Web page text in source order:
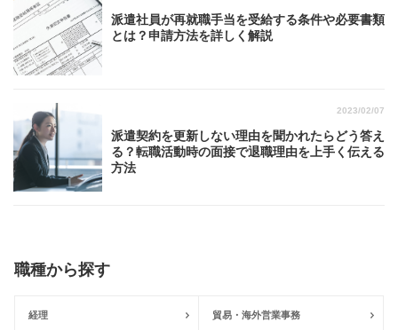
派遣社員が再就職手当を受給する条件や必要書類
とは？申請方法を詳しく解説
2023/02/07
派遣契約を更新しない理由を聞かれたらどう答え
る？転職活動時の面接で退職理由を上手く伝える
方法
職種から探す
経理 貿易・海外営業事務